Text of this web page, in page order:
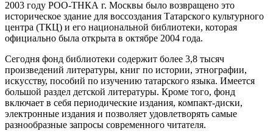
2003 году РОО-ТНКА г. Москвы было возвращено это
историческое здание для воссоздания Татарского культурного
центра (ТКЦ) и его национальной библиотеки, которая
официально была открыта в октябре 2004 года.
Сегодня фонд библиотеки содержит более 3,8 тысяч
произведений литературы, книг по истории, этнографии,
искусству, пособий по изучению татарского языка. Имеется
большой раздел детской литературы. Кроме того, фонд
включает в себя периодические издания, компакт-диски,
электронные издания и позволяет удовлетворять самые
разнообразные запросы современного читателя.